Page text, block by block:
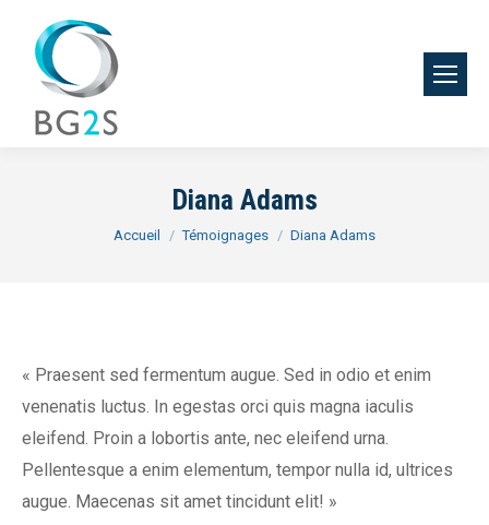
Diana Adams
Vous êtes ici :
Accueil Témoignages Diana Adams
« Praesent sed fermentum augue. Sed in odio et enim
venenatis luctus. In egestas orci quis magna iaculis
eleifend. Proin a lobortis ante, nec eleifend urna.
Pellentesque a enim elementum, tempor nulla id, ultrices
augue. Maecenas sit amet tincidunt elit! »